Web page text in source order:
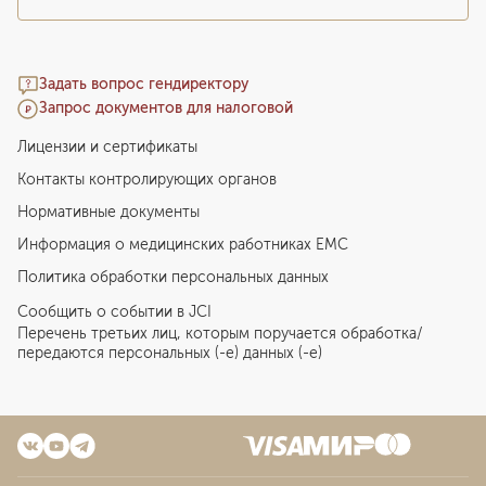
Задать вопрос гендиректору
Запрос документов для налоговой
Лицензии и сертификаты
Контакты контролирующих органов
Нормативные документы
Информация о медицинских работниках EMC
Политика обработки персональных данных
Сообщить о событии в JCI
Перечень третьих лиц, которым поручается обработка/
передаются персональных (-е) данных (-е)